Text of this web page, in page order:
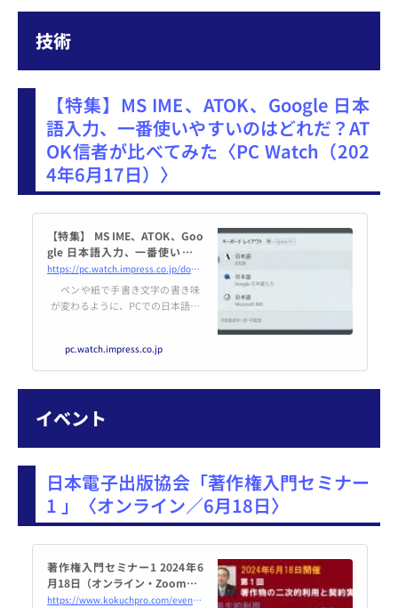
る。【塚本紘平】
技術
【特集】MS IME、ATOK、Google 日本
語入力、一番使いやすいのはどれだ？AT
OK信者が比べてみた〈PC Watch（202
4年6月17日）〉
【特集】 MS IME、ATOK、Goo
gle 日本語入力、一番使いやす
いのはどれだ？ATOK信者が比べ
てみた
https://pc.watch.impress.co.jp/docs/topic/feature/1600422.html
ペンや紙で手書き文字の書き味
が変わるように、PCでの日本語入
とんどのWindowsユーザーは、
標準インストールされているMicr
pc.watch.impress.co.jp
イベント
日本電子出版協会「著作権入門セミナー
1 」〈オンライン／6月18日〉
著作権入門セミナー1 2024年6
月18日（オンライン・Zoom） -
こくちーずプロ
https://www.kokuchpro.com/event/20240618/